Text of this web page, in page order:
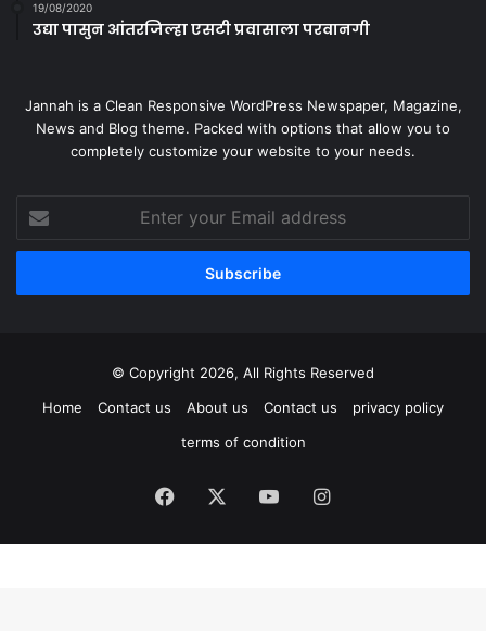
19/08/2020
उद्या पासुन आंतरजिल्हा एसटी प्रवासाला परवानगी
Jannah is a Clean Responsive WordPress Newspaper, Magazine,
News and Blog theme. Packed with options that allow you to
completely customize your website to your needs.
your
Email
© Copyright 2026, All Rights Reserved
Home
Contact us About us Contact us
privacy policy
terms of condition
Facebook YouTubeInstagram